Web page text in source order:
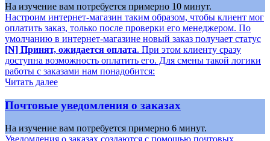
На изучение вам потребуется примерно 10 минут.
Настроим интернет-магазин таким образом, чтобы клиент мог
оплатить заказ, только после проверки его менеджером. По
умолчанию в интернет-магазине новый заказ получает статус
[N] Принят, ожидается оплата. При этом клиенту сразу
доступна возможность оплатить его. Для смены такой логики
работы с заказами нам понадобится:
Читать далее
Почтовые уведомления о заказах
На изучение вам потребуется примерно 6 минут.